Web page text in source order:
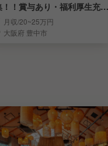
！！賞与あり・福利厚生充
！月収/20~25万円
大阪府 豊中市